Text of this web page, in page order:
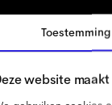
Toestemming
website